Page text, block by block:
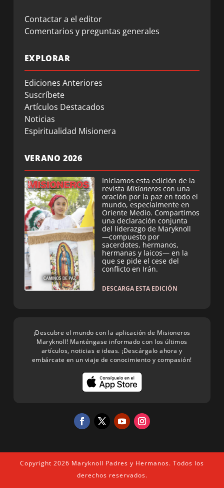
Contactar a el editor
Comentarios y preguntas generales
EXPLORAR
Ediciones Anteriores
Suscríbete
Artículos Destacados
Noticias
Espiritualidad Misionera
VERANO 2026
Iniciamos esta edición de la
revista Misioneros con una
oración por la paz en todo el
mundo, especialmente en
Oriente Medio. Compartimos
una declaración conjunta
del liderazgo de Maryknoll
—compuesto por
sacerdotes, hermanos,
hermanas y laicos— en la
que se pide el cese del
conflicto en Irán.
DESCARGA ESTA EDICIÓN
¡Descubre el mundo con la aplicación de Misioneros
Maryknoll! Manténgase informado con los últimos
artículos, noticias e ideas. ¡Descárgalo ahora y
embárcate en un viaje de conocimiento y compasión!
Copyright 2026 Maryknoll Padres y Hermanos. Todos los
derechos reservados.